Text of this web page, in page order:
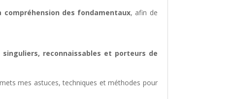
compréhension des fondamentaux, afin de
singuliers, reconnaissables et porteurs de
mes astuces, techniques et méthodes pour